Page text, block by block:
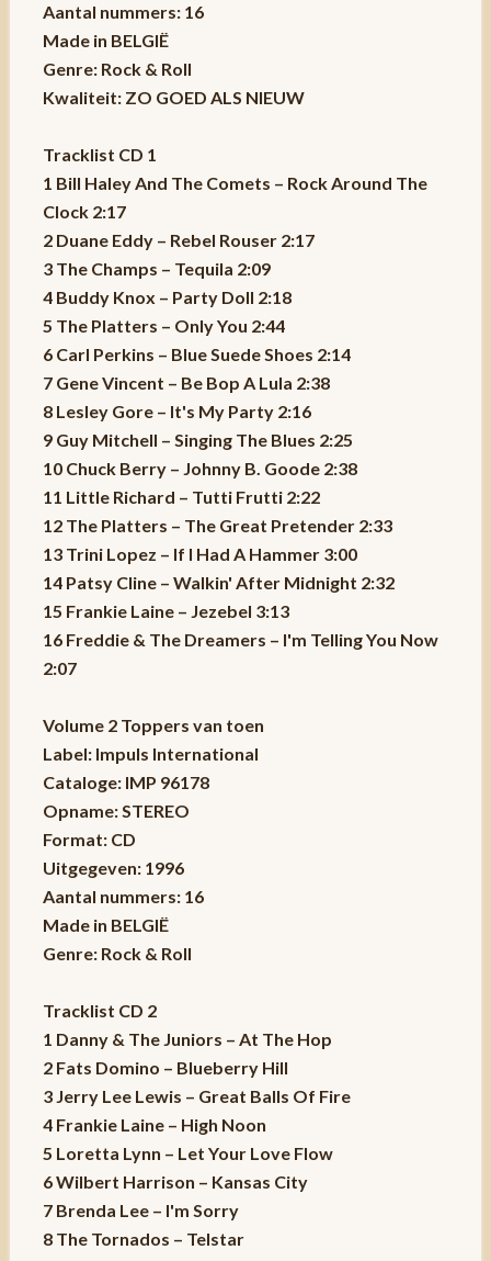
Aantal nummers: 16
Made in BELGIË
Genre: Rock & Roll
Kwaliteit: ZO GOED ALS NIEUW
Tracklist CD 1
1 Bill Haley And The Comets – Rock Around The
Clock 2:17
2 Duane Eddy – Rebel Rouser 2:17
3 The Champs – Tequila 2:09
4 Buddy Knox – Party Doll 2:18
5 The Platters – Only You 2:44
6 Carl Perkins – Blue Suede Shoes 2:14
7 Gene Vincent – Be Bop A Lula 2:38
8 Lesley Gore – It's My Party 2:16
9 Guy Mitchell – Singing The Blues 2:25
10 Chuck Berry – Johnny B. Goode 2:38
11 Little Richard – Tutti Frutti 2:22
12 The Platters – The Great Pretender 2:33
13 Trini Lopez – If I Had A Hammer 3:00
14 Patsy Cline – Walkin' After Midnight 2:32
15 Frankie Laine – Jezebel 3:13
16 Freddie & The Dreamers – I'm Telling You Now
2:07
Volume 2 Toppers van toen
Label: Impuls International
Cataloge: IMP 96178
Opname: STEREO
Format: CD
Uitgegeven: 1996
Aantal nummers: 16
Made in BELGIË
Genre: Rock & Roll
Tracklist CD 2
1 Danny & The Juniors – At The Hop
2 Fats Domino – Blueberry Hill
3 Jerry Lee Lewis – Great Balls Of Fire
4 Frankie Laine – High Noon
5 Loretta Lynn – Let Your Love Flow
6 Wilbert Harrison – Kansas City
7 Brenda Lee – I'm Sorry
8 The Tornados – Telstar